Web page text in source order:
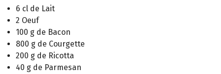
6 cl de Lait
2 Oeuf
100 g de Bacon
800 g de Courgette
200 g de Ricotta
40 g de Parmesan